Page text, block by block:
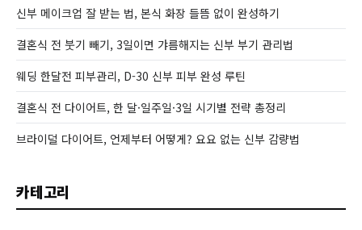
신부 메이크업 잘 받는 법, 본식 화장 들뜸 없이 완성하기
결혼식 전 붓기 빼기, 3일이면 갸름해지는 신부 부기 관리법
웨딩 한달전 피부관리, D-30 신부 피부 완성 루틴
결혼식 전 다이어트, 한 달·일주일·3일 시기별 전략 총정리
브라이덜 다이어트, 언제부터 어떻게? 요요 없는 신부 감량법
카테고리